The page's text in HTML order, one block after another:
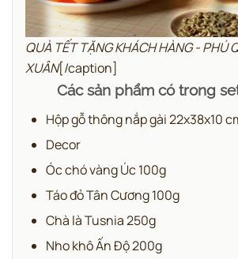
QUÀ TẾT TẶNG KHÁCH HÀNG - PHÚ
XUÂN[/caption]
Các sản phẩm có trong
Hộp gỗ thông nắp gài 22x38x10
Decor
Óc chó vàng Úc 100g
Táo đỏ Tân Cương 100g
Chà là Tusnia 250g
Nho khô Ấn Độ 200g